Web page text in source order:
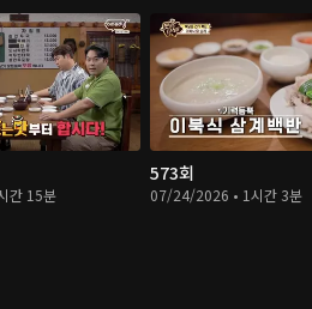
간 15분
573회
07/24/2026 • 1시간 3분